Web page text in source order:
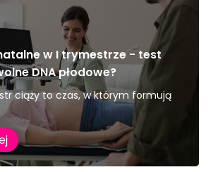
w I trymestrze - test
DNA płodowe?
ciąży to czas, w którym formują